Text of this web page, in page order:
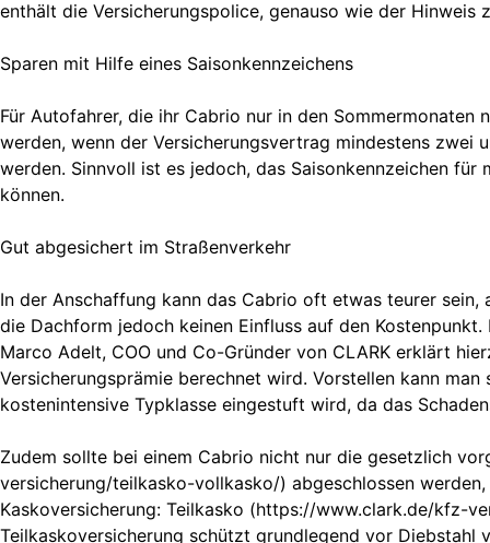
enthält die Versicherungspolice, genauso wie der Hinweis
Sparen mit Hilfe eines Saisonkennzeichens
Für Autofahrer, die ihr Cabrio nur in den Sommermonaten
werden, wenn der Versicherungsvertrag mindestens zwei
werden. Sinnvoll ist es jedoch, das Saisonkennzeichen
können.
Gut abgesichert im Straßenverkehr
In der Anschaffung kann das Cabrio oft etwas teurer
die Dachform jedoch keinen Einfluss auf den
Marco Adelt, COO und Co-Gründer von CLARK erklärt
Versicherungsprämie berechnet wird. Vorstellen kann
kostenintensive Typklasse eingestuft wird, da das
Zudem sollte bei einem Cabrio nicht nur die gesetzlich
versicherung/teilkasko-vollkasko/) abgeschlossen
Kaskoversicherung: Teilkasko (https://www.clark.de/kfz-
Teilkaskoversicherung schützt grundlegend vor Diebstahl